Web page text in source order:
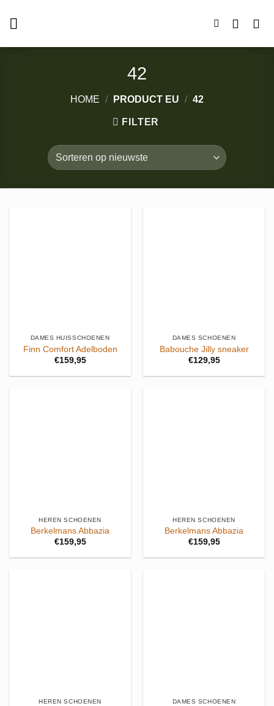
naar
42
HOME / PRODUCT EU / 42
FILTER
DAMES HUISSCHOENEN
Finn Comfort Adelboden
€159,95
DAMES SCHOENEN
Babouche Jilly sneaker
€129,95
HEREN SCHOENEN
Berkelmans Abbazia
€159,95
HEREN SCHOENEN
Berkelmans Abbazia
€159,95
HEREN SCHOENEN DAMES SCHOENEN